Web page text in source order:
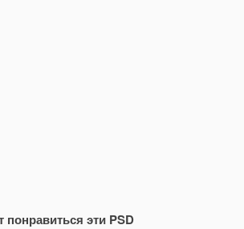
понравиться эти PSD